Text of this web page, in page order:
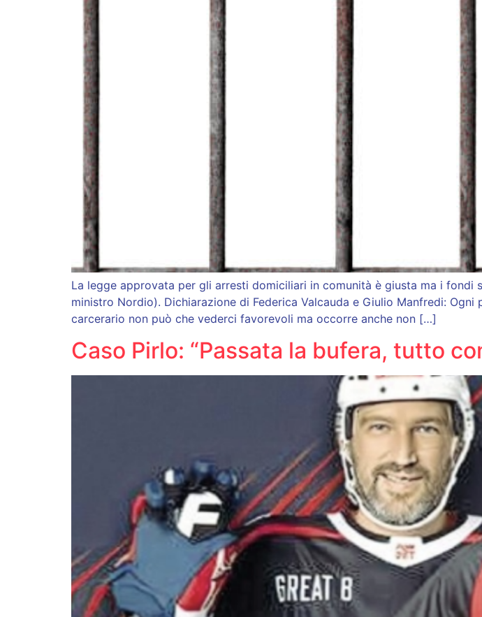
La legge approvata per gli arresti domiciliari in comunità è giusta ma i
ministro Nordio). Dichiarazione di Federica Valcauda e Giulio Manfredi:
carcerario non può che vederci favorevoli ma occorre anche non […]
Caso Pirlo: “Passata la bufera, tutto